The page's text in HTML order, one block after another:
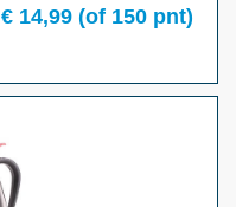
€ 14,99 (of 150 pnt)